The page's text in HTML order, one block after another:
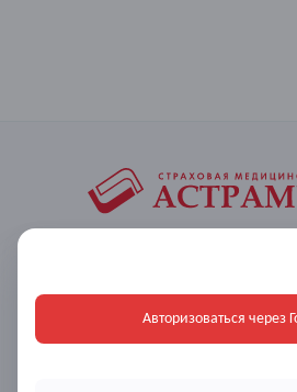
Авторизоваться через